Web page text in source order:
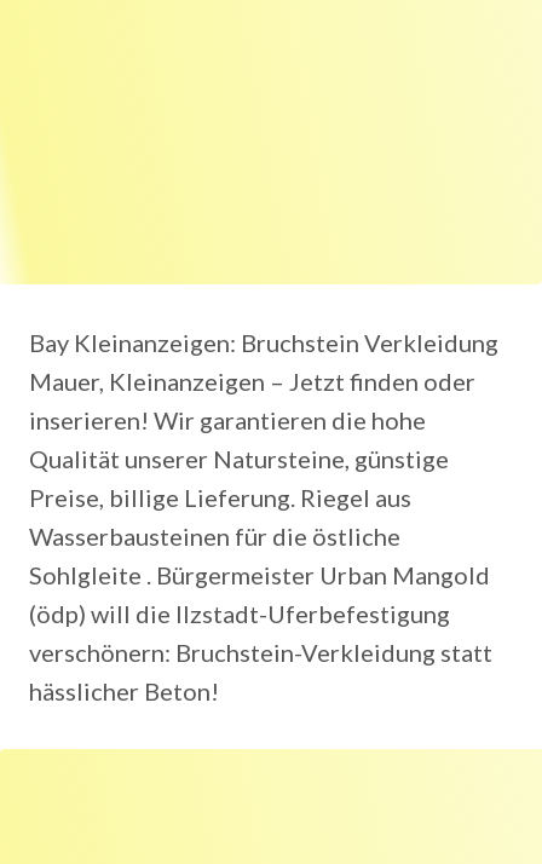
Bay Kleinanzeigen: Bruchstein Verkleidung
Mauer, Kleinanzeigen – Jetzt finden oder
inserieren! Wir garantieren die hohe
Qualität unserer Natursteine, günstige
Preise, billige Lieferung. Riegel aus
Wasserbausteinen für die östliche
Sohlgleite . Bürgermeister Urban Mangold
(ödp) will die Ilzstadt-Uferbefestigung
verschönern: Bruchstein-Verkleidung statt
hässlicher Beton!